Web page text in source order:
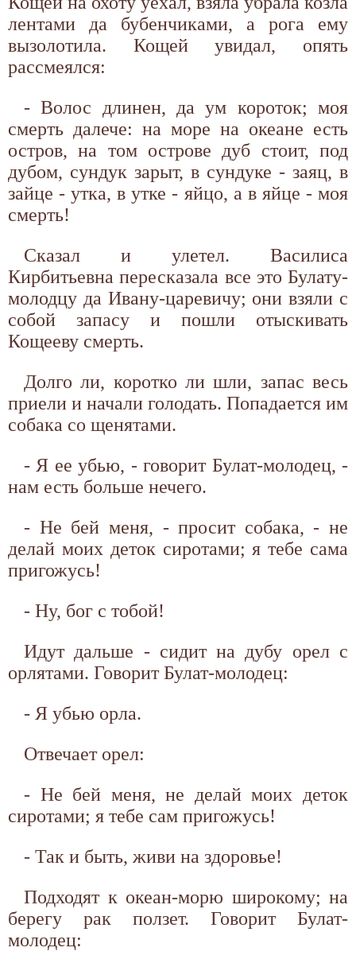
лентами да бубенчиками, а рога ему
вызолотила. Кощей увидал, опять
рассмеялся:
- Волос длинен, да ум короток; моя
смерть далече: на море на океане есть
остров, на том острове дуб стоит, под
дубом, сундук зарыт, в сундуке - заяц, в
зайце - утка, в утке - яйцо, а в яйце - моя
смерть!
Сказал и улетел. Василиса
Кирбитьевна пересказала все это Булату-
молодцу да Ивану-царевичу; они взяли с
собой запасу и пошли отыскивать
Кощееву смерть.
Долго ли, коротко ли шли, запас весь
приели и начали голодать. Попадается им
собака со щенятами.
- Я ее убью, - говорит Булат-молодец, -
нам есть больше нечего.
- Не бей меня, - просит собака, - не
делай моих деток сиротами; я тебе сама
пригожусь!
- Ну, бог с тобой!
Идут дальше - сидит на дубу орел с
орлятами. Говорит Булат-молодец:
- Я убью орла.
Отвечает орел:
- Не бей меня, не делай моих деток
сиротами; я тебе сам пригожусь!
- Так и быть, живи на здоровье!
Подходят к океан-морю широкому; на
берегу рак ползет. Говорит Булат-
молодец: